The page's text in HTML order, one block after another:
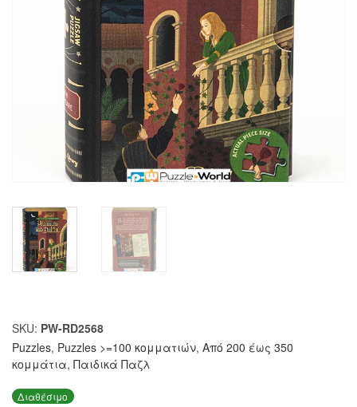
SKU: PW-RD2568
Puzzles, Puzzles >=100 κομματιών, Από 200 έως 350
κομμάτια, Παιδικά Παζλ
Διαθέσιμο